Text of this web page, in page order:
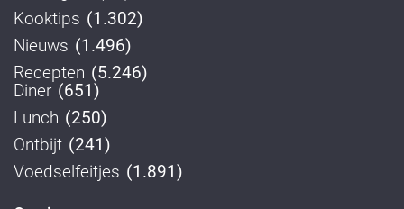
Kooktips (1.302)
Nieuws (1.496)
Recepten (5.246)
Diner (651)
Lunch (250)
Ontbijt (241)
Voedselfeitjes (1.891)